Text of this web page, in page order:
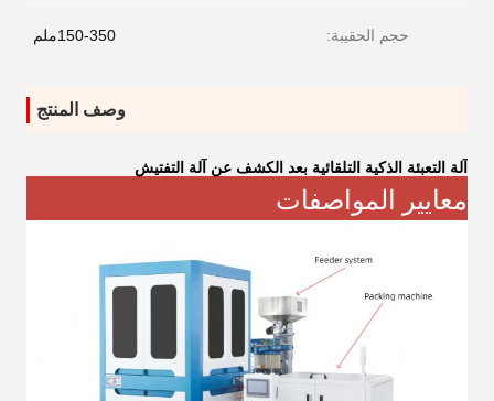
حجم الحقيبة: 150-350ملم
وصف المنتج
آلة التعبئة الذكية التلقائية بعد الكشف عن آلة التفتيش
معايير المواصفات